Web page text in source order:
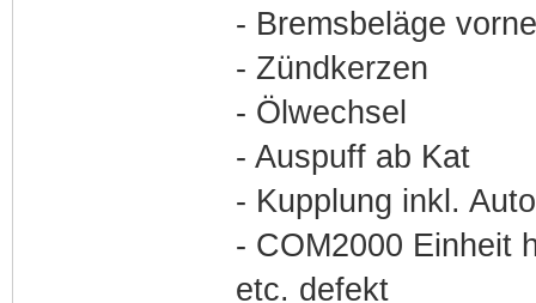
- Bremsbeläge vorne
- Zündkerzen
- Ölwechsel
- Auspuff ab Kat
- Kupplung inkl.
- COM2000 Einheit
etc. defekt